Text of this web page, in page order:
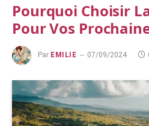
Pourquoi Choisir
Pour Vos
Par EMILIE 07/09/2024